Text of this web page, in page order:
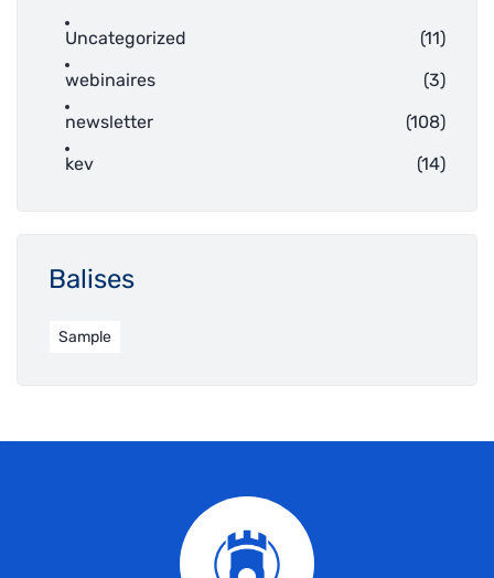
Uncategorized
(11)
webinaires
(3)
newsletter
(108)
kev
(14)
Balises
Sample